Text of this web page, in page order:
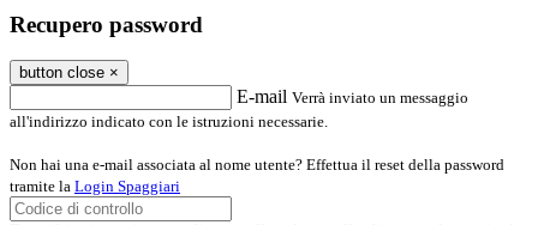
Recupero password
button close ×
E-mail Verrà inviato un messaggio
all'indirizzo indicato con le istruzioni necessarie.
Non hai una e-mail associata al nome utente? Effettua il reset della password
tramite la Login Spaggiari